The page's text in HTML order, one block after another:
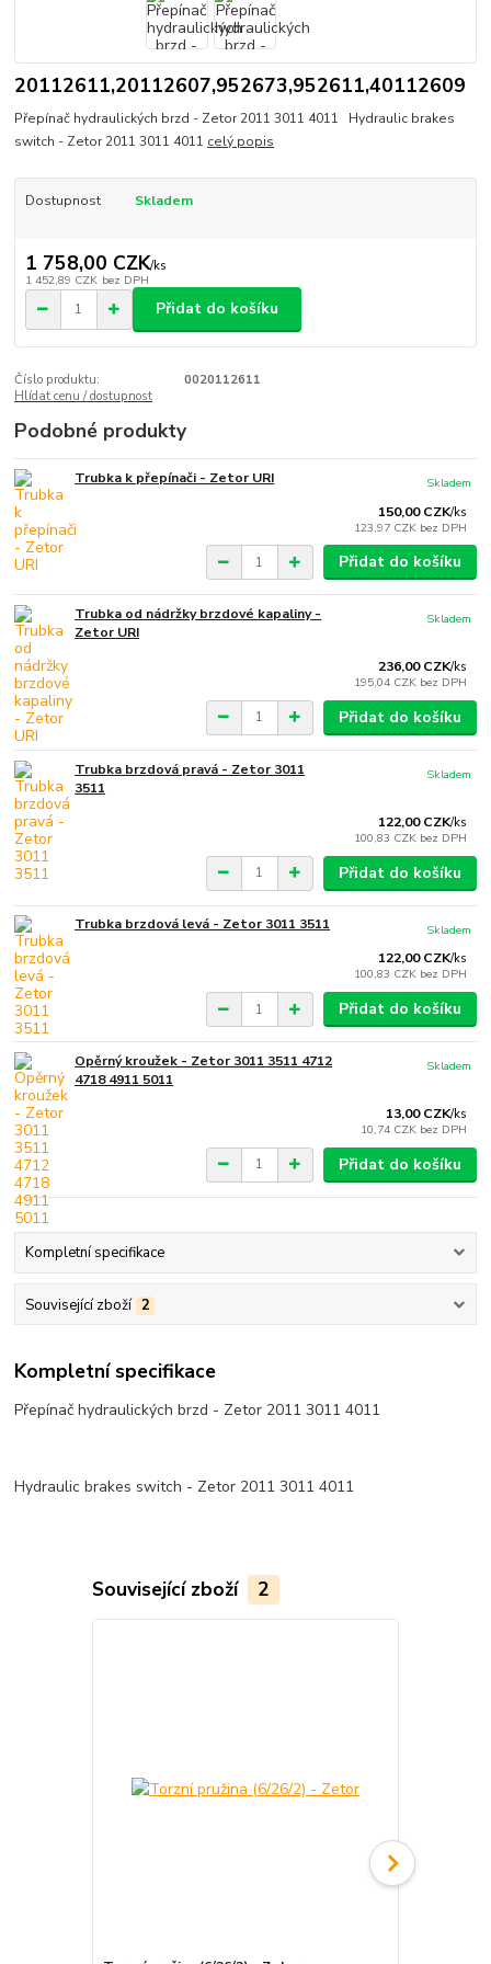
20112611,20112607,952673,952611,40112609
Přepínač hydraulických brzd - Zetor 2011 3011 4011 Hydraulic brakes
switch - Zetor 2011 3011 4011 celý popis
Dostupnost Skladem
1 758,00 CZK/ks
1 452,89 CZK bez DPH
Přidat do košíku
Číslo produktu:
0020112611
Hlídat cenu / dostupnost
Podobné produkty
Trubka k přepínači - Zetor URI
150,00 CZK/ks
123,97 CZK bez DPH
Skladem
Přidat do košíku
Trubka od nádržky brzdové kapaliny -
Zetor URI
236,00 CZK/ks
195,04 CZK bez DPH
Skladem
Přidat do košíku
Trubka brzdová pravá - Zetor 3011
3511
122,00 CZK/ks
100,83 CZK bez DPH
Skladem
Přidat do košíku
Trubka brzdová levá - Zetor 3011 3511
122,00 CZK/ks
100,83 CZK bez DPH
Skladem
Přidat do košíku
Opěrný kroužek - Zetor 3011 3511 4712
4718 4911 5011
13,00 CZK/ks
10,74 CZK bez DPH
Skladem
Přidat do košíku
Kompletní specifikace
Související zboží 2
Kompletní specifikace
Přepínač hydraulických brzd - Zetor 2011 3011 4011
Hydraulic brakes switch - Zetor 2011 3011 4011
Související zboží 2